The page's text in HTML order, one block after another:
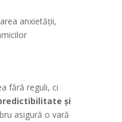
anxietății,
fără reguli, ci
și
asigură o vară